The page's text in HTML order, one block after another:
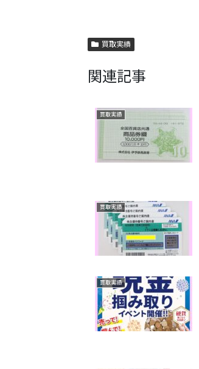
買取実績
関連記事
買取実績
買取実績
買取実績